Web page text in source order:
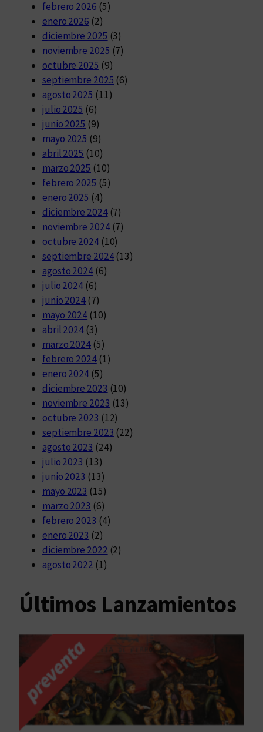
febrero 2026 (5)
enero 2026 (2)
diciembre 2025 (3)
noviembre 2025 (7)
octubre 2025 (9)
septiembre 2025 (6)
agosto 2025 (11)
julio 2025 (6)
junio 2025 (9)
mayo 2025 (9)
abril 2025 (10)
marzo 2025 (10)
febrero 2025 (5)
enero 2025 (4)
diciembre 2024(7)
noviembre 2024(7)
octubre 2024(10)
septiembre 2024(13)
agosto 2024(6)
julio 2024 (6)
junio 2024 (7)
mayo 2024 (10)
abril 2024 (3)
marzo 2024 (5)
febrero 2024(1)
enero 2024 (5)
diciembre 2023 (10)
noviembre 2023 (13)
octubre 2023 (12)
septiembre 2023 (22)
agosto 2023 (24)
julio 2023 (13)
junio 2023 (13)
mayo 2023 (15)
marzo 2023 (6)
febrero 2023 (4)
enero 2023 (2)
diciembre 2022 (2)
agosto 2022 (1)
Últimos Lanzamientos